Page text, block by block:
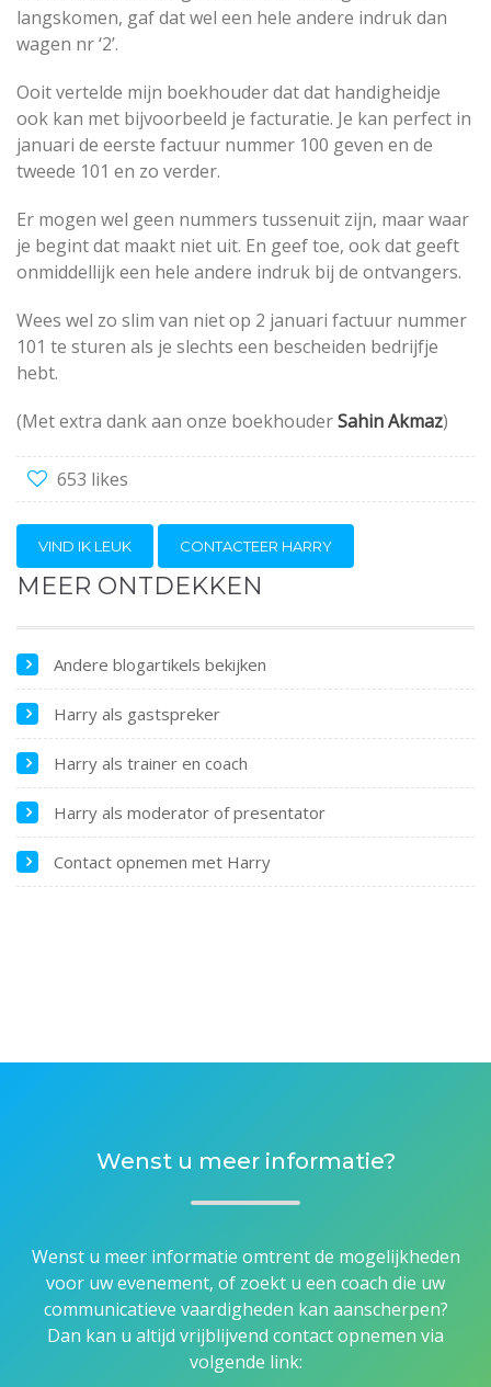
langskomen, gaf dat wel een hele andere indruk dan
wagen nr ‘2’.
Ooit vertelde mijn boekhouder dat dat handigheidje
ook kan met bijvoorbeeld je facturatie. Je kan perfect in
januari de eerste factuur nummer 100 geven en de
tweede 101 en zo verder.
Er mogen wel geen nummers tussenuit zijn, maar waar
je begint dat maakt niet uit. En geef toe, ook dat geeft
onmiddellijk een hele andere indruk bij de ontvangers.
Wees wel zo slim van niet op 2 januari factuur nummer
101 te sturen als je slechts een bescheiden bedrijfje
hebt.
(Met extra dank aan onze boekhouderSahin Akmaz)
653 likes
VIND IK LEUK CONTACTEER HARRY
MEER ONTDEKKEN
Andere blogartikels bekijken
Harry als gastspreker
Harry als trainer en coach
Harry als moderator of presentator
Contact opnemen met Harry
Wenst u meer informatie?
Wenst u meer informatie omtrent de mogelijkheden
voor uw evenement, of zoekt u een coach die uw
communicatieve vaardigheden kan aanscherpen?
Dan kan u altijd vrijblijvend contact opnemen via
volgende link: